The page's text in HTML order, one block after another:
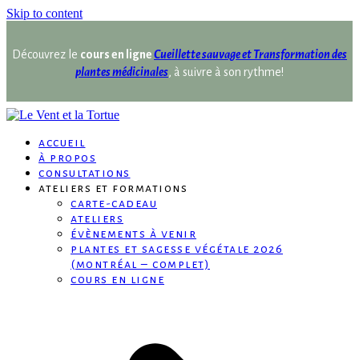
Skip to content
Découvrez le cours en ligneCueillette sauvage et Transformation des
plantes médicinales, à suivre à son rythme!
accueil
à propos
consultations
ateliers et formations
carte-cadeau
ateliers
évènements à venir
plantes et sagesse végétale 2026
(montréal – complet)
cours en ligne